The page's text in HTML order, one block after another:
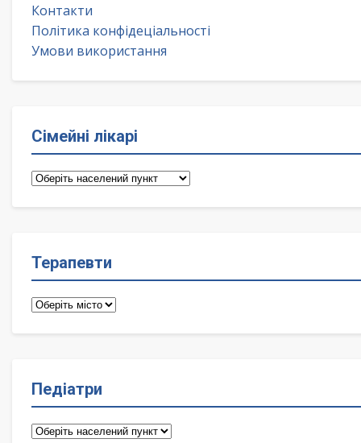
Контакти
Політика конфідеціальності
Умови використання
Сімейні лікарі
Сімейні
Терапевти
Терапевти
Педіатри
Педіатри